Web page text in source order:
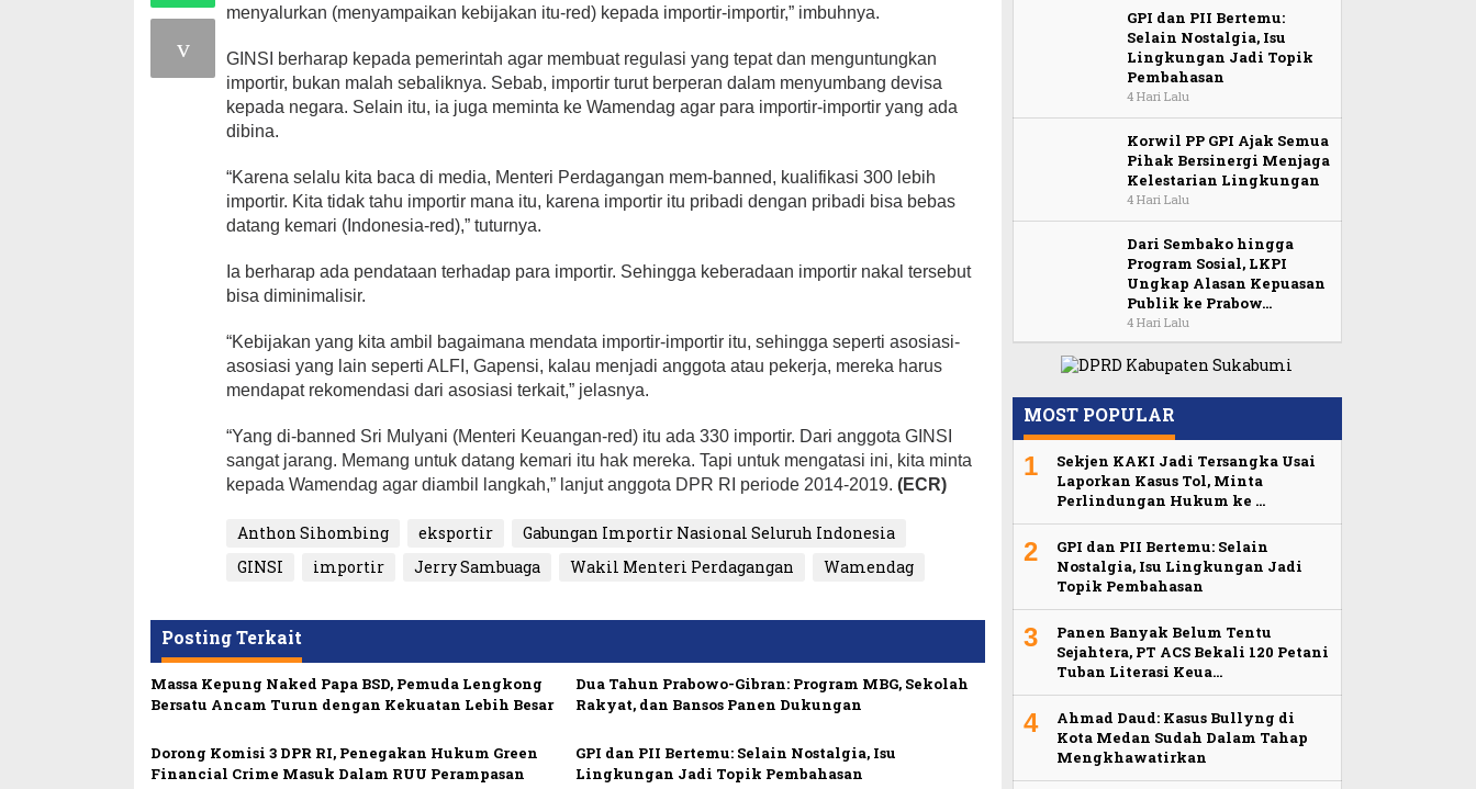
menyalurkan (menyampaikan kebijakan itu-red) kepada importir-importir,” imbuhnya.
GINSI berharap kepada pemerintah agar membuat regulasi yang tepat dan menguntungkan
importir, bukan malah sebaliknya. Sebab, importir turut berperan dalam menyumbang devisa
kepada negara. Selain itu, ia juga meminta ke Wamendag agar para importir-importir yang ada
dibina.
“Karena selalu kita baca di media, Menteri Perdagangan mem-banned, kualifikasi 300 lebih
importir. Kita tidak tahu importir mana itu, karena importir itu pribadi dengan pribadi bisa bebas
datang kemari (Indonesia-red),” tuturnya.
Ia berharap ada pendataan terhadap para importir. Sehingga keberadaan importir nakal tersebut
bisa diminimalisir.
“Kebijakan yang kita ambil bagaimana mendata importir-importir itu, sehingga seperti asosiasi-
asosiasi yang lain seperti ALFI, Gapensi, kalau menjadi anggota atau pekerja, mereka harus
mendapat rekomendasi dari asosiasi terkait,” jelasnya.
“Yang di-banned Sri Mulyani (Menteri Keuangan-red) itu ada 330 importir. Dari anggota GINSI
sangat jarang. Memang untuk datang kemari itu hak mereka. Tapi untuk mengatasi ini, kita minta
kepada Wamendag agar diambil langkah,” lanjut anggota DPR RI periode 2014-2019.(ECR)
Anthon Sihombing eksportir
Gabungan Importir Nasional Seluruh Indonesia
GINSI
importir Jerry Sambuaga Wakil Menteri Perdagangan Wamendag
Posting Terkait
Massa Kepung Naked Papa BSD, Pemuda Lengkong
Bersatu Ancam Turun dengan Kekuatan Lebih Besar
Dua Tahun Prabowo-Gibran: Program MBG, Sekolah
Rakyat, dan Bansos Panen Dukungan
Dorong Komisi 3 DPR RI, Penegakan Hukum Green
Financial Crime Masuk Dalam RUU Perampasan
GPI dan PII Bertemu: Selain Nostalgia, Isu
Lingkungan Jadi Topik Pembahasan
GPI dan PII Bertemu:
Selain Nostalgia, Isu
Lingkungan Jadi Topik
Pembahasan
4 Hari Lalu
Korwil PP GPI Ajak Semua
Pihak Bersinergi Menjaga
Kelestarian Lingkungan
4 Hari Lalu
Dari Sembako hingga
Program Sosial, LKPI
Ungkap Alasan Kepuasan
Publik ke Prabow…
4 Hari Lalu
MOST POPULAR
1
Sekjen KAKI Jadi Tersangka Usai
Laporkan Kasus Tol, Minta
Perlindungan Hukum ke …
2
GPI dan PII Bertemu: Selain
Nostalgia, Isu Lingkungan Jadi
Topik Pembahasan
3
Panen Banyak Belum Tentu
Sejahtera, PT ACS Bekali 120 Petani
Tuban Literasi Keua…
4
Ahmad Daud: Kasus Bullyng di
Kota Medan Sudah Dalam Tahap
Mengkhawatirkan